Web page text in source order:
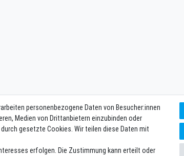
personenbezogene Daten von Besucher:innen
Medien von Drittanbietern einzubinden oder
gesetzte Cookies. Wir teilen diese Daten mit
erfolgen. Die Zustimmung kann erteilt oder